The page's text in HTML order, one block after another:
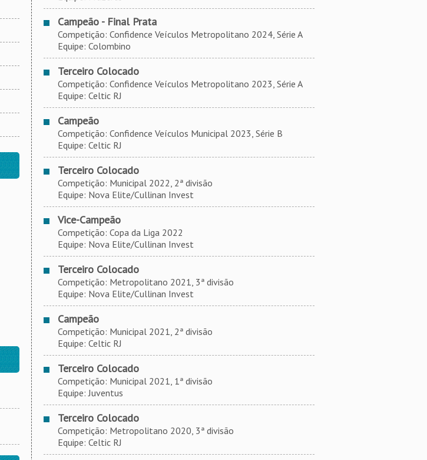
Campeão - Final Prata
Competição: Confidence Veículos Metropolitano 2024, Série A
Equipe: Colombino
Terceiro Colocado
Competição: Confidence Veículos Metropolitano 2023, Série A
Equipe: Celtic RJ
Campeão
Competição: Confidence Veículos Municipal 2023, Série B
Equipe: Celtic RJ
Terceiro Colocado
Competição: Municipal 2022, 2ª divisão
Equipe: Nova Elite/Cullinan Invest
Vice-Campeão
Competição: Copa da Liga 2022
Equipe: Nova Elite/Cullinan Invest
Terceiro Colocado
Competição: Metropolitano 2021, 3ª divisão
Equipe: Nova Elite/Cullinan Invest
Campeão
Competição: Municipal 2021, 2ª divisão
Equipe: Celtic RJ
Terceiro Colocado
Competição: Municipal 2021, 1ª divisão
Equipe: Juventus
Terceiro Colocado
Competição: Metropolitano 2020, 3ª divisão
Equipe: Celtic RJ